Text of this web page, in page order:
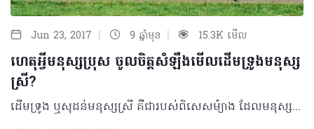
Jun 23, 2017 | 9 ឆ្នាំមុន | 15.3K មើល
ហេតុអ្វីមនុស្សប្រុស ចូលចិត្តសំឡឹងមើលដើមទ្រូងមនុស្ស
ស្រី?
ដើមទ្រូង ឬសុដន់មនុស្សស្រី គឺ­­­­ជារបស់ពិសេសម៉្យាង ដែលមនុស្សប្រុសភាគច្រើន មិនងាយមើលរំលងឡើយ។ ការសំឡឹងមើលដើមទ្រូងរបស់មនុស្សស្រី បានក្លាយទៅជារឿងធម្មតា សម្រាប់មនុស្សប្រុសទៅហើយ បើមិនអ៊ីចឹងទេ មនុស្សប្រុសម្នាក់នោះ ច្បាស់ជាមានបញ្ហាហើយ។ ថ្ងៃនេះ យើងខ្ញុំនឹងប្រាប់អ្នកថាតើ ហេតុអ្វីមនុស្សប្រុសចូលចិត្តសំឡឹងមើលដើមទ្រូងរបស់មនុស្សស្រី។ · មនុស្សប្រុសយល់ថា ដើមទ្រូងរបស់មនុស្សស្រី ជារបស់អាថ៌កំបាំង ដែលគេគួរតែស្វែងយល់ និងមើលឲ្យឃើញផ្ទាល់ភ្នែក។ ខណៈពេលដែលបុរសមិនមាន ដើមទ្រូងបែបនេះហើយ ទើបគេចង់ដឹងថាតើវាជាអ្វីឲ្យប្រាកដ។ · ពេលមនុស្សប្រុសគិតអំពីការរួមភេទ និងការយកកូន គេប្រហែលជាចង់បានមនុស្សស្រីដែលមានសុខភាពល្អ រាងកាយមាំមួន ហើយដើមទ្រូងធំៗ។ · ដើមទ្រូងមនុស្សស្រី ជាចំណុចរសើប សិចស៊ី និងគួរឲ្យគយគន់។ · មនុស្សប្រុសចង់បានដើមទ្រូងរបស់នារីដែលទន់ៗ គួរឲ្យចង់ស្ទាបអង្អែល ដែលជាហេតុធ្វើឲ្យពួកគេមានអារម្មណ៍ត្រេកត្រអាល ហើយសំឡឹងមើលវា។ · មនុស្សប្រុសរីករាយ សប្បាយចិត្ត និងកាត់បន្ថយភាពតានតឹង ពេលបានសំឡឹងមើលដើមទ្រូងរបស់មនុស្សស្រី។ ការសិក្សាបានបង្ហាញថា ការសំឡឹងមើលដើមទ្រូងរបស់មនុស្សស្រី អាចបង្កើនអាយុរបស់មនុស្សប្រុស បានពី ៤ ទៅ ៦ ឆ្នាំឯណោះ៕ ©2017 រក្សាសិទ្ធិគ្រប់យ៉ាង​ដោយ Health Time Corporation ចំពោះគ្រប់អត្ថបទដោយគ្មានផ្នែកណាមួយត្រូវបោះពុម្ពផ្សាយចូល ប្រព័ន្ធអ៊ីនធឺណែត ឧបករណ៍អេឡិចត្រូនិក អាត់ជាសំឡេងឬថតចំលងគ្រប់រូបភាពដោយគ្មានការអនុញ្ញាតឡើយ។